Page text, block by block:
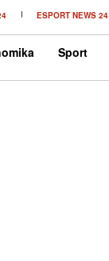
ESPORT NEWS 24
Sport